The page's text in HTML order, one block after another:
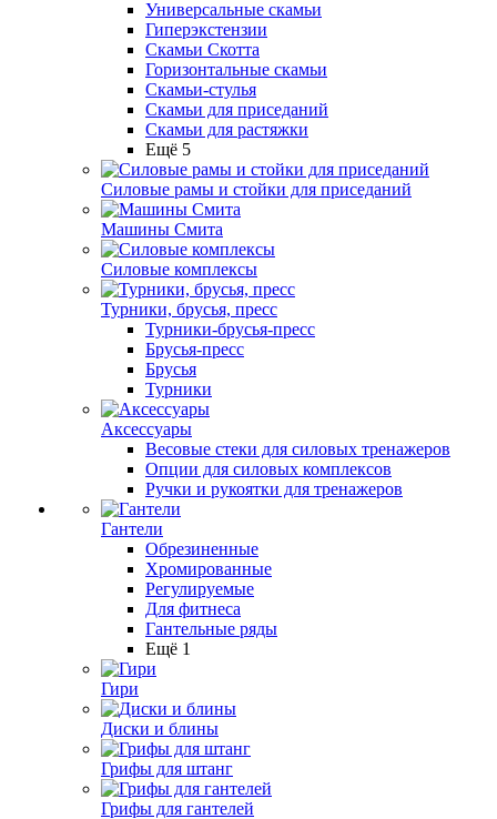
Универсальные скамьи
Гиперэкстензии
Скамьи Скотта
Горизонтальные скамьи
Скамьи-стулья
Скамьи для приседаний
Скамьи для растяжки
Ещё 5
Силовые рамы и стойки для приседаний
Машины Смита
Силовые комплексы
Турники, брусья, пресс
Турники-брусья-пресс
Брусья-пресс
Брусья
Турники
Аксессуары
Весовые стеки для силовых тренажеров
Опции для силовых комплексов
Ручки и рукоятки для тренажеров
Гантели
Обрезиненные
Хромированные
Регулируемые
Для фитнеса
Гантельные ряды
Ещё 1
Гири
Диски и блины
Грифы для штанг
Грифы для гантелей